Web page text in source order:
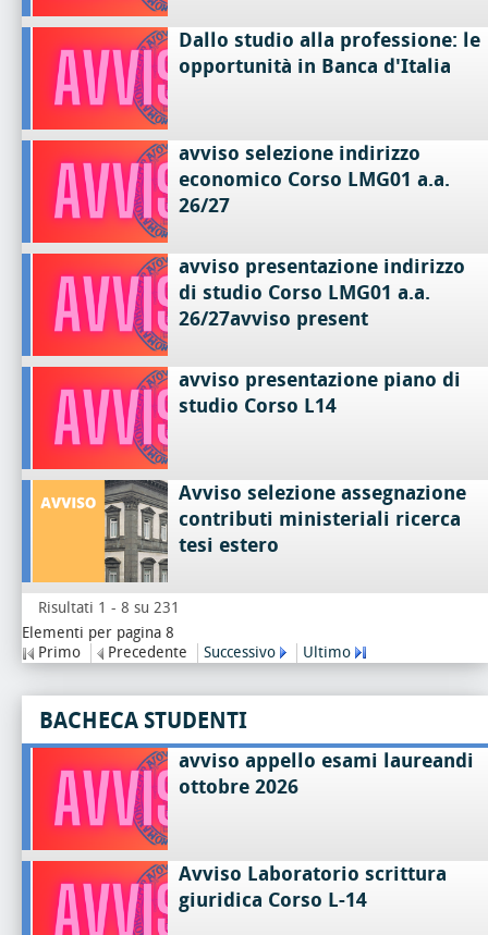
Dallo studio alla professione: le
opportunità in Banca d'Italia
avviso selezione indirizzo
economico Corso LMG01 a.a.
26/27
avviso presentazione indirizzo
di studio Corso LMG01 a.a.
26/27avviso present
avviso presentazione piano di
studio Corso L14
Avviso selezione assegnazione
contributi ministeriali ricerca
tesi estero
Risultati 1 - 8 su 231
Elementi per pagina 8
Primo
Precedente Successivo Ultimo
BACHECA STUDENTI
avviso appello esami laureandi
ottobre 2026
Avviso Laboratorio scrittura
giuridica Corso L-14